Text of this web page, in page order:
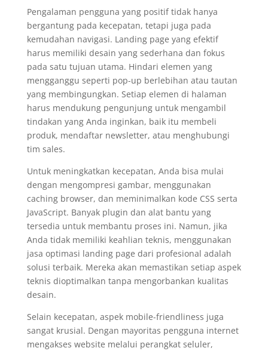
Pengalaman pengguna yang positif tidak hanya
bergantung pada kecepatan, tetapi juga pada
kemudahan navigasi. Landing page yang efektif
harus memiliki desain yang sederhana dan fokus
pada satu tujuan utama. Hindari elemen yang
mengganggu seperti pop-up berlebihan atau tautan
yang membingungkan. Setiap elemen di halaman
harus mendukung pengunjung untuk mengambil
tindakan yang Anda inginkan, baik itu membeli
produk, mendaftar newsletter, atau menghubungi
tim sales.
Untuk meningkatkan kecepatan, Anda bisa mulai
dengan mengompresi gambar, menggunakan
caching browser, dan meminimalkan kode CSS serta
JavaScript. Banyak plugin dan alat bantu yang
tersedia untuk membantu proses ini. Namun, jika
Anda tidak memiliki keahlian teknis, menggunakan
jasa optimasi landing page dari profesional adalah
solusi terbaik. Mereka akan memastikan setiap aspek
teknis dioptimalkan tanpa mengorbankan kualitas
desain.
Selain kecepatan, aspek mobile-friendliness juga
sangat krusial. Dengan mayoritas pengguna internet
mengakses website melalui perangkat seluler,